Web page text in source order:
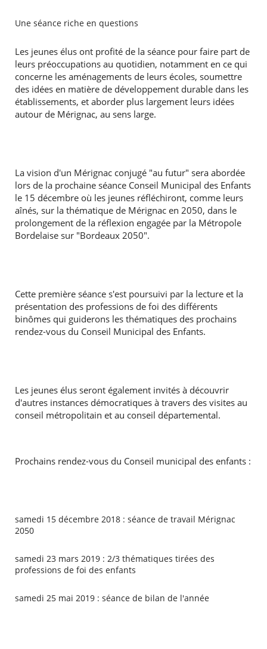
Une séance riche en questions
Les jeunes élus ont profité de la séance pour faire part de
leurs préoccupations au quotidien, notamment en ce qui
concerne les aménagements de leurs écoles, soumettre
des idées en matière de développement durable dans les
établissements, et aborder plus largement leurs idées
autour de Mérignac, au sens large.
La vision d'un Mérignac conjugé "au futur" sera abordée
lors de la prochaine séance Conseil Municipal des Enfants
le 15 décembre où les jeunes réfléchiront, comme leurs
aînés, sur la thématique de Mérignac en 2050, dans le
prolongement de la réflexion engagée par la Métropole
Bordelaise sur "Bordeaux 2050".
Cette première séance s'est poursuivi par la lecture et la
présentation des professions de foi des différents
binômes qui guiderons les thématiques des prochains
rendez-vous du Conseil Municipal des Enfants.
Les jeunes élus seront également invités à découvrir
d'autres instances démocratiques à travers des visites au
conseil métropolitain et au conseil départemental.
Prochains rendez-vous du Conseil municipal des enfants :
samedi 15 décembre 2018 : séance de travail Mérignac
2050
samedi 23 mars 2019 : 2/3 thématiques tirées des
professions de foi des enfants
samedi 25 mai 2019 : séance de bilan de l'année